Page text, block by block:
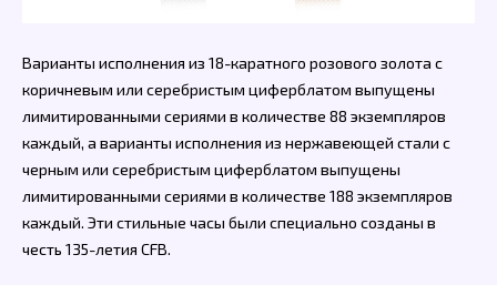
Варианты исполнения из 18-каратного розового золота с
коричневым или серебристым циферблатом выпущены
лимитированными сериями в количестве 88 экземпляров
каждый, а варианты исполнения из нержавеющей стали с
черным или серебристым циферблатом выпущены
лимитированными сериями в количестве 188 экземпляров
каждый. Эти стильные часы были специально созданы в
честь 135-летия CFB.